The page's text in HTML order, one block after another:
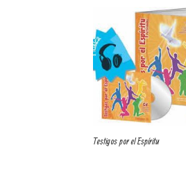
Testigos por el Espíritu